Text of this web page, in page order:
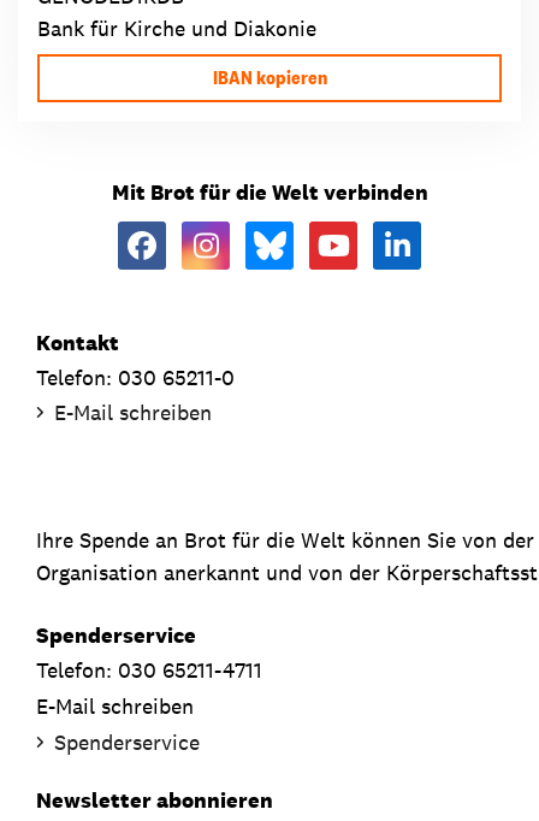
Bank für Kirche und Diakonie
IBAN kopieren
Mit Brot für die Welt verbinden
Kontakt
Telefon: 030 65211-0
E-Mail schreiben
Ihre Spende an Brot für die Welt können Sie von
Organisation anerkannt und von der
Spenderservice
Telefon: 030 65211-4711
E-Mail schreiben
Spenderservice
Newsletter abonnieren